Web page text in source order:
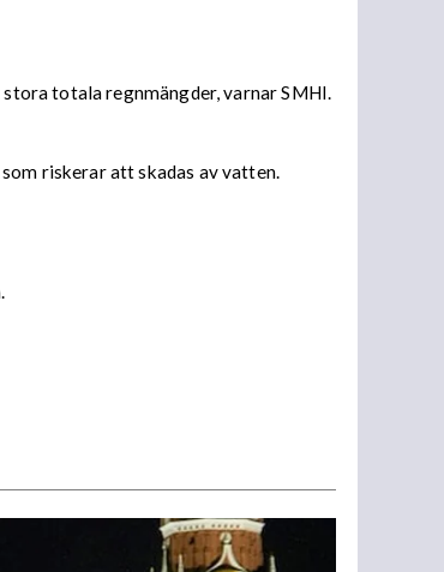
totala regnmängder, varnar SMHI.
riskerar att skadas av vatten.